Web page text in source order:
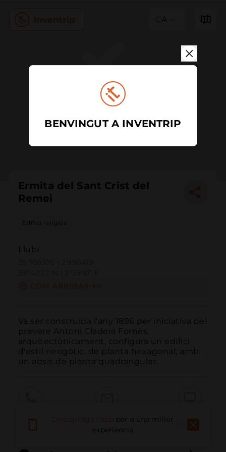
CA
Ermita del Sant Crist del
Remei
Edifici religiós
Llubí
Va ser construïda l'any 1896 per iniciativa del
prevere Antoni Cladera Fornés,
arquitectònicament, configura un edifici
d'estil neogòtic, de planta hexagonal, amb
un absis de planta quadrangular.
Emailper a una millor
experiència
BENVINGUT A INVENTRIP